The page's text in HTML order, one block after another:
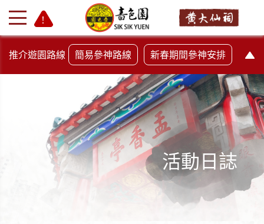
+
推介遊園路線 簡易參神路線 新春期間參神安排
活動日誌